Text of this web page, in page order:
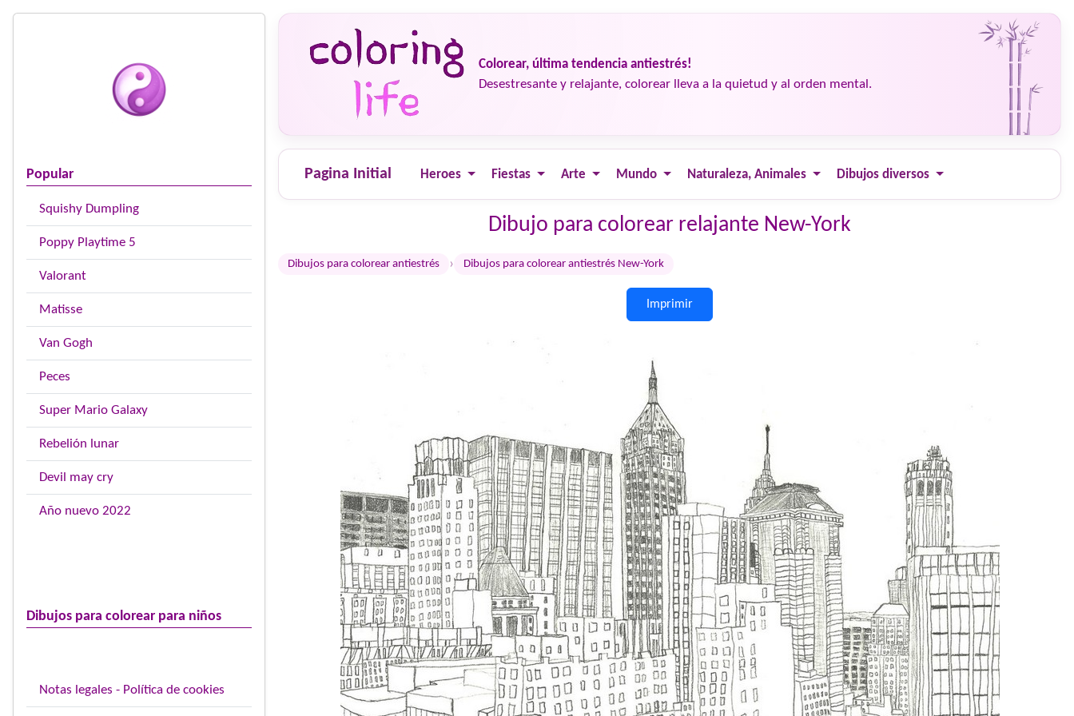
Popular
Squishy Dumpling
Poppy Playtime 5
Valorant
Matisse
Van Gogh
Peces
Super Mario Galaxy
Rebelión lunar
Devil may cry
Año nuevo 2022
Dibujos para colorear para niños
Notas legales - Política de cookies
Colorear, última tendencia antiestrés!
Desestresante y relajante, colorear lleva a la quietud y al orden mental.
Pagina Initial Heroes Fiestas Arte Mundo Naturaleza, Animales Dibujos diversos
Dibujo para colorear relajante New-York
Dibujos para colorear antiestrés › Dibujos para colorear antiestrés New-York
Imprimir